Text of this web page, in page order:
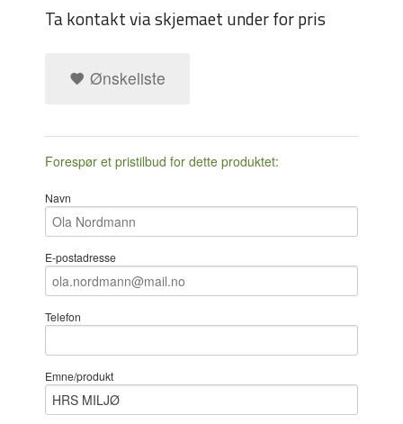
Ta kontakt via skjemaet under for pris
Ønskeliste
Forespør et pristilbud for dette produktet:
Navn
E-postadresse
Telefon
Emne/produkt